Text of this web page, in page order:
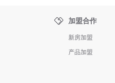
 加盟合作
新房加盟
产品加盟